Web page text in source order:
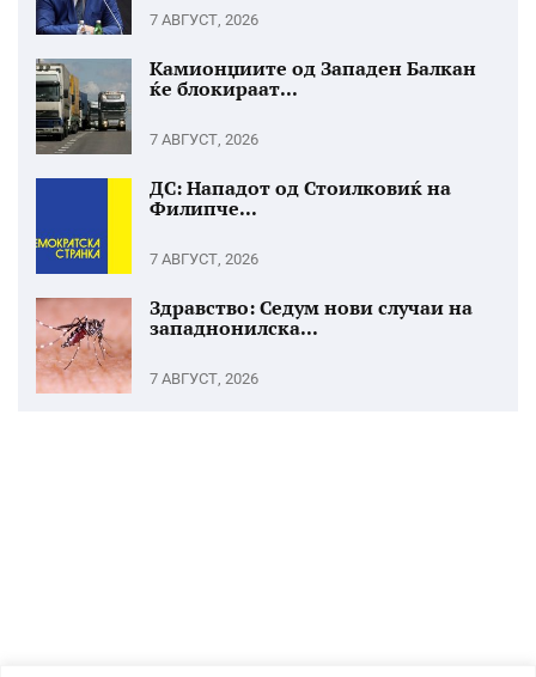
7 АВГУСТ, 2026
Камионџиите од Западен Балкан
ќе блокираат...
7 АВГУСТ, 2026
ДС: Нападот од Стоилковиќ на
Филипче...
7 АВГУСТ, 2026
Здравство: Седум нови случаи на
западнонилска...
7 АВГУСТ, 2026